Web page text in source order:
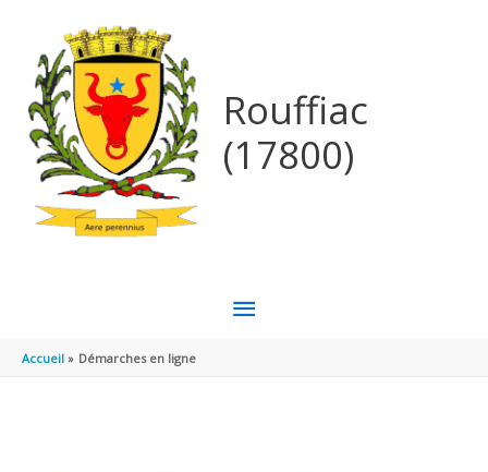
Rouffiac
(17800)
MENU
Accueil Démarches en ligne